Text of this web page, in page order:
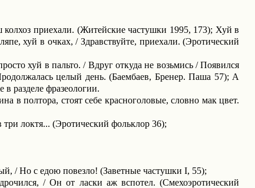
приехали. (Житейские частушки 1995, 173); Хуй в
хуй в очках, / Здравствуйте, приехали. (Эротический
хуй в пальто. / Вдруг откуда не возьмись / Появился
целый день. (Баембаев, Бренер. Паша 57); А
в разделе фразеологии.
в полтора, стоят себе красноголовые, словно мак цвет.
локтя... (Эротический фольклор 36);
/ Но с едою повезло! (Заветные частушки I, 55);
/ Он от ласки аж вспотел. (Смехоэротический